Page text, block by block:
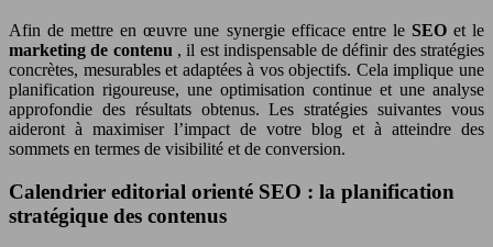
Afin de mettre en œuvre une synergie efficace entre le SEO et le
marketing de contenu , il est indispensable de définir des stratégies
concrètes, mesurables et adaptées à vos objectifs. Cela implique une
planification rigoureuse, une optimisation continue et une analyse
approfondie des résultats obtenus. Les stratégies suivantes vous
aideront à maximiser l’impact de votre blog et à atteindre des
sommets en termes de visibilité et de conversion.
Calendrier editorial orienté SEO : la planification
stratégique des contenus